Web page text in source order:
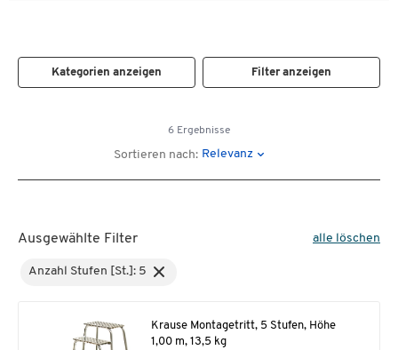
Kategorien anzeigen Filter anzeigen
6 Ergebnisse
Sortieren nach: Relevanz
Ausgewählte Filter alle löschen
Anzahl Stufen [St.]: 5
Krause Montagetritt, 5 Stufen, Höhe
1,00 m, 13,5 kg